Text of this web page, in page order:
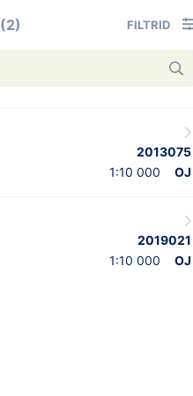
(2) FILTRID
2013075
1:10 000 OJ
2019021
1:10 000 OJ